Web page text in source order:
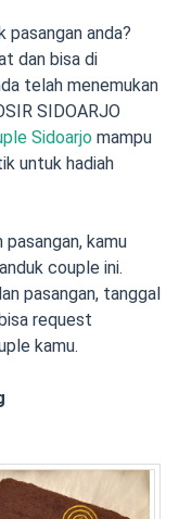
pasangan anda?
dan bisa di
telah menemukan
SIDOARJO
Sidoarjomampu
untuk hadiah
kamu
couple ini.
pasangan, tanggal
request
kamu.